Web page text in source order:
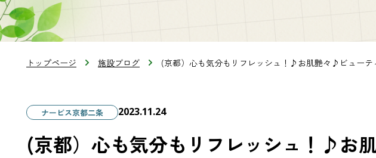
トップページ 施設ブログ (京都）心も気分もリフレッシュ！♪お肌艶々♪ビューテ
ナービス京都二条 2023.11.24
(京都）心も気分もリフレッシュ！♪お